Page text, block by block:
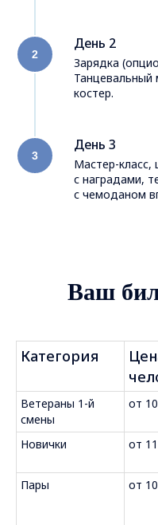
День 2
Зарядка
костер.
День 3
Мастер-класс,
с наградами,
с чемоданом
Ваш
Категория
Ветераны 1-й
смены
от
Новички
от
Пары
от